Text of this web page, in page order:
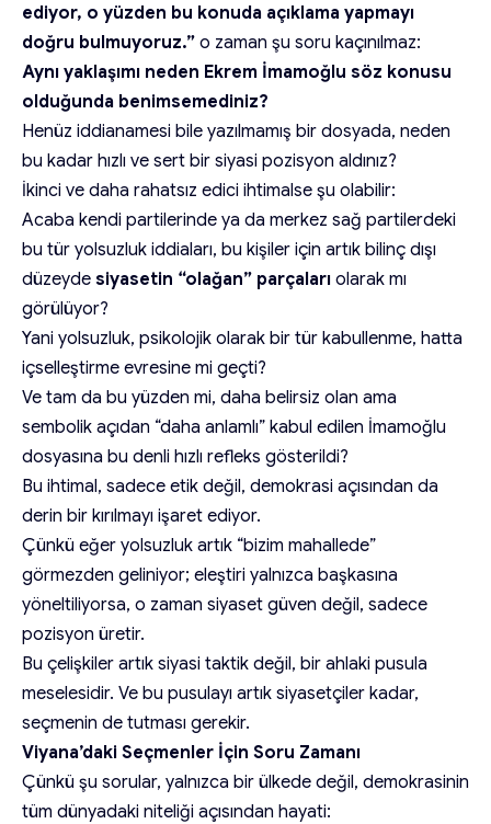
ediyor, o yüzden bu konuda açıklama yapmayı
doğru bulmuyoruz.” o zaman şu soru kaçınılmaz:
Aynı yaklaşımı neden Ekrem İmamoğlu söz konusu
olduğunda benimsemediniz?
Henüz iddianamesi bile yazılmamış bir dosyada, neden
bu kadar hızlı ve sert bir siyasi pozisyon aldınız?
İkinci ve daha rahatsız edici ihtimalse şu olabilir:
Acaba kendi partilerinde ya da merkez sağ partilerdeki
bu tür yolsuzluk iddiaları, bu kişiler için artık bilinç dışı
düzeyde siyasetin “olağan” parçaları olarak mı
görülüyor?
Yani yolsuzluk, psikolojik olarak bir tür kabullenme, hatta
içselleştirme evresine mi geçti?
Ve tam da bu yüzden mi, daha belirsiz olan ama
sembolik açıdan “daha anlamlı” kabul edilen İmamoğlu
dosyasına bu denli hızlı refleks gösterildi?
Bu ihtimal, sadece etik değil, demokrasi açısından da
derin bir kırılmayı işaret ediyor.
Çünkü eğer yolsuzluk artık “bizim mahallede”
görmezden geliniyor; eleştiri yalnızca başkasına
yöneltiliyorsa, o zaman siyaset güven değil, sadece
pozisyon üretir.
Bu çelişkiler artık siyasi taktik değil, bir ahlaki pusula
meselesidir. Ve bu pusulayı artık siyasetçiler kadar,
seçmenin de tutması gerekir.
Viyana’daki Seçmenler İçin Soru Zamanı
Çünkü şu sorular, yalnızca bir ülkede değil, demokrasinin
tüm dünyadaki niteliği açısından hayati: